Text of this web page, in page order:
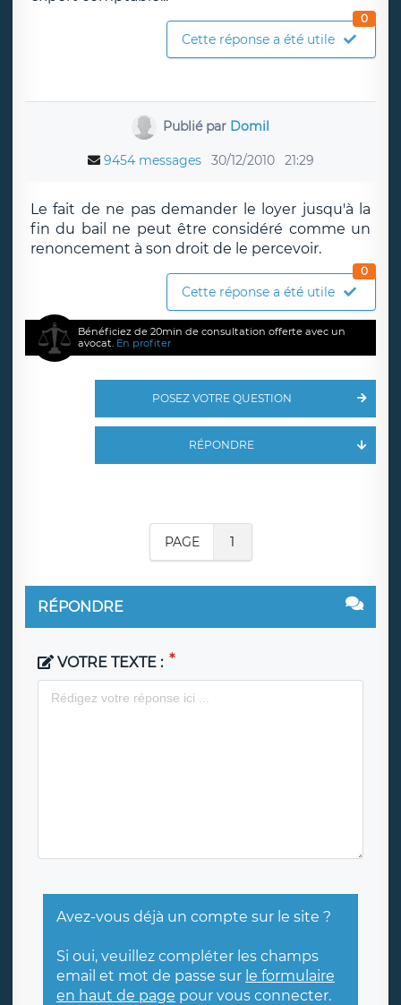
Cette réponse a été utile
0
Publié par Domil
9454 messages 30/12/2010 21:29
Le fait de ne pas demander le loyer jusqu'à la
fin du bail ne peut être considéré comme un
renoncement à son droit de le percevoir.
Cette réponse a été utile
0
Bénéficiez de 20min de consultation offerte avec un
avocat. En profiter
POSEZ VOTRE QUESTION
RÉPONDRE
PAGE 1
RÉPONDRE
VOTRE TEXTE :
Avez-vous déjà un compte sur le site ?
Si oui, veuillez compléter les champs
email et mot de passe sur le formulaire
en haut de page pour vous connecter.